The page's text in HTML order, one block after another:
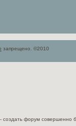
запрещено. ©2010
- cоздать форум совершенно